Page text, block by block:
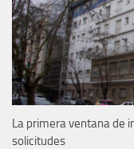
La primera ventana de
solicitudes